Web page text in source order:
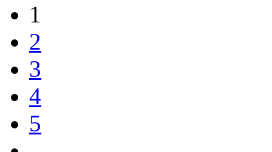
1
2
3
4
5